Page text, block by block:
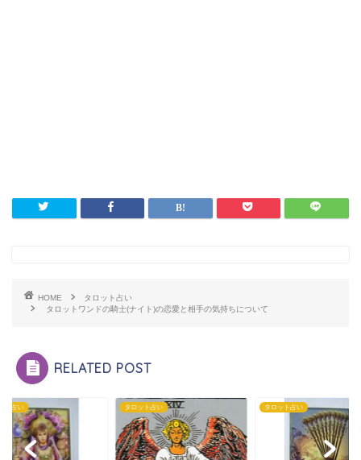
HOME
タロット占い
タロットワンドの騎士(ナイト)の恋愛と相手の気持ちについて
RELATED POST
ト占い タロット占い タロット占い